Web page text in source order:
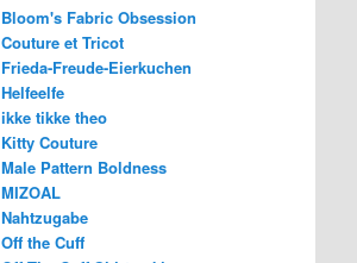
Bloom's Fabric Obsession
Couture et Tricot
Frieda-Freude-Eierkuchen
Helfeelfe
ikke tikke theo
Kitty Couture
Male Pattern Boldness
MIZOAL
Nahtzugabe
Off the Cuff